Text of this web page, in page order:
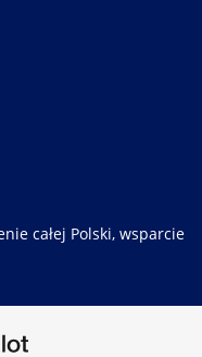
całej Polski, wsparcie